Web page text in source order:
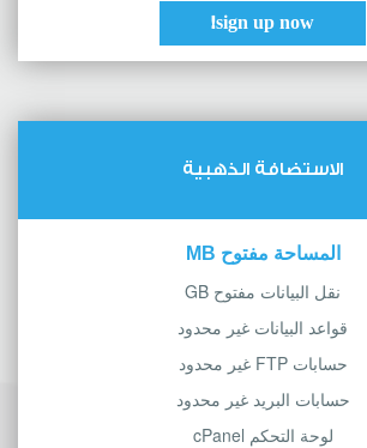
sign up now!
الاستضافة الذهبية
المساحة مفتوح MB
نقل البيانات مفتوح GB
قواعد البيانات غير محدود
حسابات FTP غير محدود
حسابات البريد غير محدود
لوحة التحكم cPanel